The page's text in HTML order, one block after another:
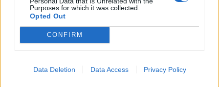
Purposes for which it was collected.
Opted Out
CONFIRM
Data Deletion Data Access Privacy Policy
ΚΟΥΖΙΝΑ
ΜΠΑΝΙΟ
ΠΑΙΔΙΚΟ ΔΩΜΑΤΙΟ
HOME OFFICE
ΒΕΡΑΝΤΑ
ΠΙΣΙΝΑ